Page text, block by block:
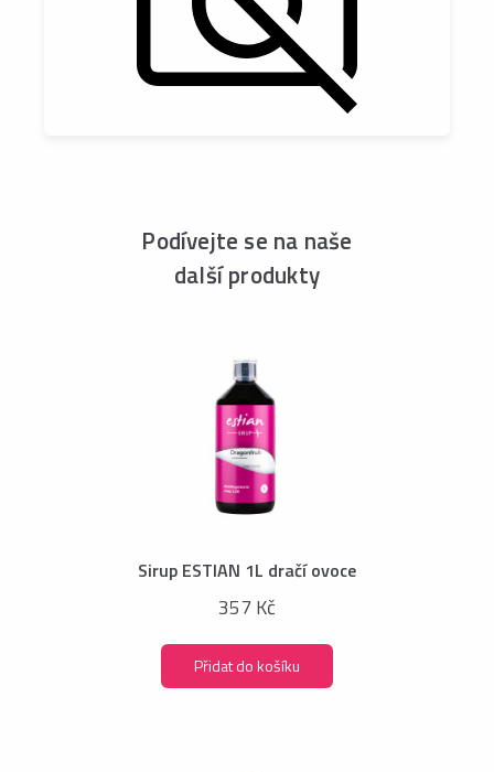
Podívejte se na naše
další produkty
Sirup ESTIAN 1L dračí ovoce
357 Kč
Přidat do košíku